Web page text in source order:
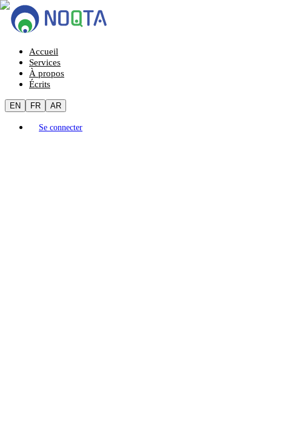
Accueil
Services
À propos
Écrits
EN FR AR
Se connecter